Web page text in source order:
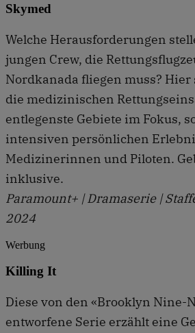
Skymed
Welche Herausforderungen
jungen Crew, die
Nordkanada fliegen muss?
die medizinischen
entlegenste Gebiete im Fokus,
intensiven persönlichen
Medizinerinnen und Piloten.
inklusive.
Paramount+ | Dramaserie |
2024
Werbung
Killing It
Diese von den «Brooklyn Nine-
entworfene Serie erzählt eine